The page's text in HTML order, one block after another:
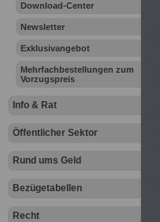
Download-Center
Newsletter
Exklusivangebot
Mehrfachbestellungen zum
Vorzugspreis
Info & Rat
Öffentlicher Sektor
Rund ums Geld
Bezügetabellen
Recht